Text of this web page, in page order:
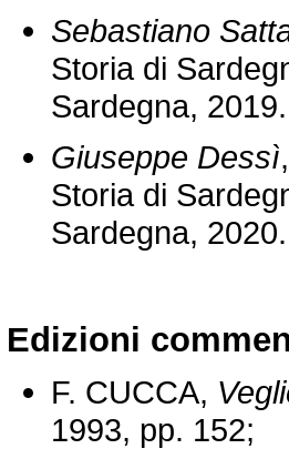
Sebastiano
Storia di
Sardegna, 2019.
Giuseppe Dessì
Storia di
Sardegna, 2020.
Edizioni
F. CUCCA,
1993, pp. 152;